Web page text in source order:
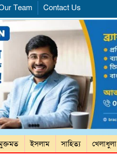
Team Contact Us
ইসলাম সাহিত্য খেলাধুলা